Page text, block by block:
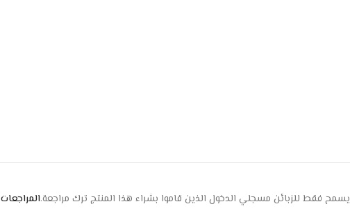
المراجعاتيسمح فقط للزبائن مسجلي الدخول الذين قاموا بشراء هذا المنتج ترك مراجعة.